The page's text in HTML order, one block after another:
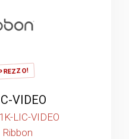
VIDEO
LIC-VIDEO
Ribbon